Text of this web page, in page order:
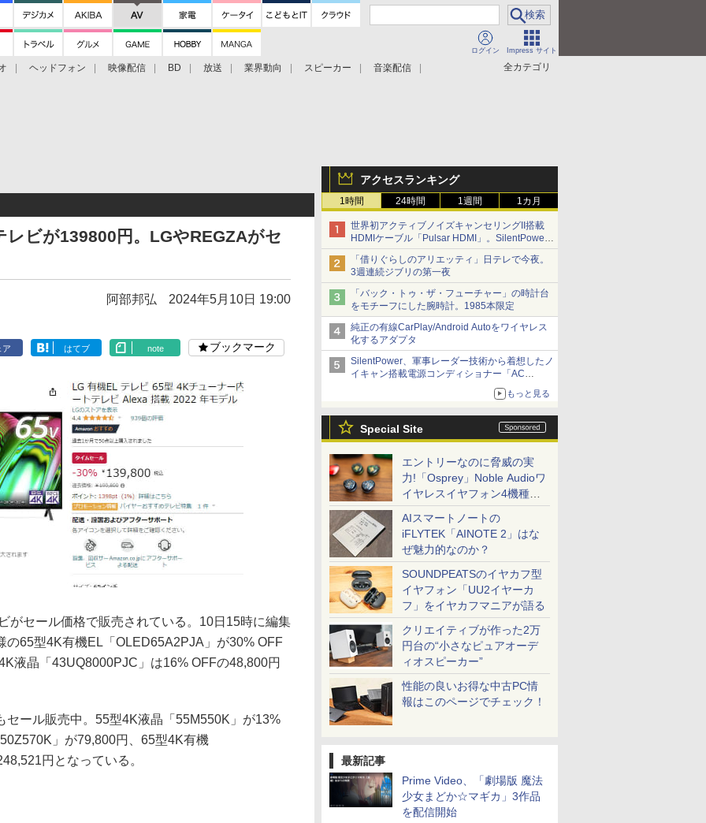
ログイン Impress サイト
全カテゴリ
ヘッドフォン 映像配信 BD 放送 業界動向 スピーカー
音楽配信
アクセスランキング
1時間 24時間 1週間 1カ月
世界初アクティブノイズキャンセリングII搭載
HDMIケーブル「Pulsar HDMI」。SilentPower
から
「借りぐらしのアリエッティ」日テレで今夜。
3週連続ジブリの第一夜
「バック・トゥ・ザ・フューチャー」の時計台
をモチーフにした腕時計。1985本限定
純正の有線CarPlay/Android Autoをワイヤレス
化するアダプタ
SilentPower、軍事レーダー技術から着想したノ
イキャン搭載電源コンディショナー「AC
もっと見る
Special Site
エントリーなのに脅威の実
力!「Osprey」Noble Audioワ
イヤレスイヤフォン4機種を
一気に聴く
AIスマートノートの
iFLYTEK「AINOTE 2」はな
ぜ魅力的なのか？
SOUNDPEATSのイヤカフ型
イヤフォン「UU2イヤーカ
フ」をイヤカフマニアが語る
クリエイティブが作った2万
円台の“小さなピュアオーデ
ィオスピーカー”
性能の良いお得な中古PC情
報はこのページでチェック！
最新記事
Prime Video、「劇場版 魔法
少女まどか☆マギカ」3作品
を配信開始
ビが139800円。LGやREGZAがセ
阿部邦弘 2024年5月10日 19:00
ア はてブ note ブックマーク
がセール価格で販売されている。10日15時に編集
の65型4K有機EL「OLED65A2PJA」が30% OFF
液晶「43UQ8000PJC」は16% OFFの48,800円
セール販売中。55型4K液晶「55M550K」が13%
」が79,800円、65型4K有機
円となっている。